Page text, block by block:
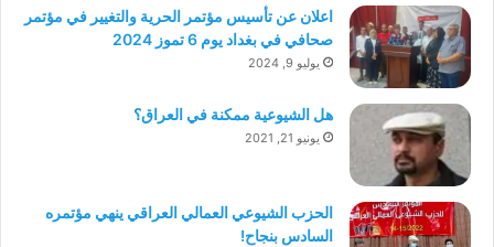
اعلان عن تأسيس مؤتمر الحرية والتغيير في مؤتمر
صحافي في بغداد يوم 6 تموز 2024
يوليو 9, 2024
هل الشيوعية ممكنة في العراق؟
يونيو 21, 2021
الحزب الشيوعي العمالي العراقي ينهي مؤتمره
السادس بنجاح!